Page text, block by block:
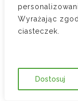
Wyrażając
ciasteczek.
Dostosuj
Art. 361 § 1